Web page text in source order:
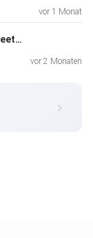
vor 1 Monat
Folge 65 - Garderobengespräche meets The Mandalorian and Grogu Cast
vor 2 Monaten